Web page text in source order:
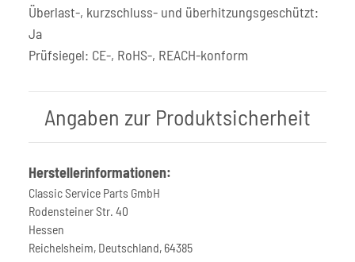
Überlast-, kurzschluss- und überhitzungsgeschützt:
Ja
Prüfsiegel: CE-, RoHS-, REACH-konform
Angaben zur Produktsicherheit
Herstellerinformationen:
Classic Service Parts GmbH
Rodensteiner Str. 40
Hessen
Reichelsheim, Deutschland, 64385